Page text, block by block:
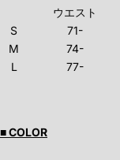
ウエスト
S
71-
M
74-
L
77-
■ COLOR